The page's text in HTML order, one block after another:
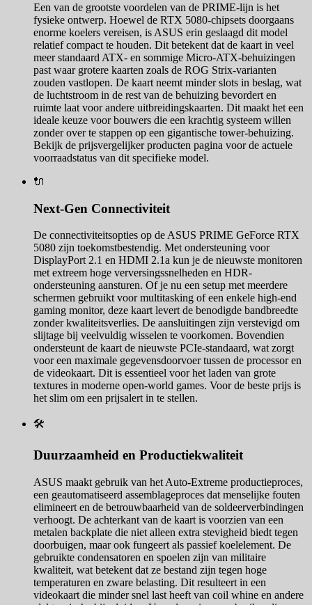
Een van de grootste voordelen van de PRIME-lijn is het
fysieke ontwerp. Hoewel de RTX 5080-chipsets doorgaans
enorme koelers vereisen, is ASUS erin geslaagd dit model
relatief compact te houden. Dit betekent dat de kaart in veel
meer standaard ATX- en sommige Micro-ATX-behuizingen
past waar grotere kaarten zoals de ROG Strix-varianten
zouden vastlopen. De kaart neemt minder slots in beslag, wat
de luchtstroom in de rest van de behuizing bevordert en
ruimte laat voor andere uitbreidingskaarten. Dit maakt het een
ideale keuze voor bouwers die een krachtig systeem willen
zonder over te stappen op een gigantische tower-behuizing.
Bekijk de prijsvergelijker producten pagina voor de actuele
voorraadstatus van dit specifieke model.
🔌
Next-Gen Connectiviteit
De connectiviteitsopties op de ASUS PRIME GeForce RTX
5080 zijn toekomstbestendig. Met ondersteuning voor
DisplayPort 2.1 en HDMI 2.1a kun je de nieuwste monitoren
met extreem hoge verversingssnelheden en HDR-
ondersteuning aansturen. Of je nu een setup met meerdere
schermen gebruikt voor multitasking of een enkele high-end
gaming monitor, deze kaart levert de benodigde bandbreedte
zonder kwaliteitsverlies. De aansluitingen zijn verstevigd om
slijtage bij veelvuldig wisselen te voorkomen. Bovendien
ondersteunt de kaart de nieuwste PCIe-standaard, wat zorgt
voor een maximale gegevensdoorvoer tussen de processor en
de videokaart. Dit is essentieel voor het laden van grote
textures in moderne open-world games. Voor de beste prijs is
het slim om een prijsalert in te stellen.
🛠️
Duurzaamheid en Productiekwaliteit
ASUS maakt gebruik van het Auto-Extreme productieproces,
een geautomatiseerd assemblageproces dat menselijke fouten
elimineert en de betrouwbaarheid van de soldeerverbindingen
verhoogt. De achterkant van de kaart is voorzien van een
metalen backplate die niet alleen extra stevigheid biedt tegen
doorbuigen, maar ook fungeert als passief koelelement. De
gebruikte condensatoren en spoelen zijn van militaire
kwaliteit, wat betekent dat ze bestand zijn tegen hoge
temperaturen en zware belasting. Dit resulteert in een
videokaart die minder snel last heeft van coil whine en andere